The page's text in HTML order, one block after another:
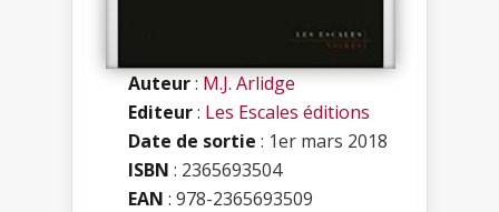
Auteur:M.J. Arlidge
Editeur: Les Escales éditions
Date de sortie : 1er mars 2018
ISBN : 2365693504
EAN : 978-2365693509